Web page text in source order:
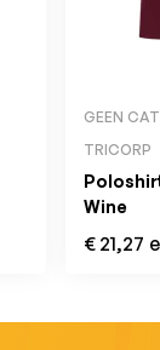
GEEN
TRICORP
Wine
€ 21,27